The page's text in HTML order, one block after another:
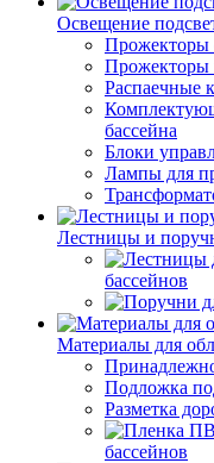
Освещение
Прожекторы
Прожекторы
Распаечные
бассейна
Блоки
Лампы для
Лестницы и
бассейнов
Материалы для
Подложка
Разметка
бассейнов